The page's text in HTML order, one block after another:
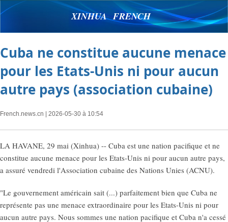
XINHUA FRENCH
Cuba ne constitue aucune menace
pour les Etats-Unis ni pour aucun
autre pays (association cubaine)
French.news.cn | 2026-05-30 à 10:54
LA HAVANE, 29 mai (Xinhua) -- Cuba est une nation pacifique et ne
constitue aucune menace pour les Etats-Unis ni pour aucun autre pays,
a assuré vendredi l'Association cubaine des Nations Unies (ACNU).
"Le gouvernement américain sait (...) parfaitement bien que Cuba ne
représente pas une menace extraordinaire pour les Etats-Unis ni pour
aucun autre pays. Nous sommes une nation pacifique et Cuba n'a cessé